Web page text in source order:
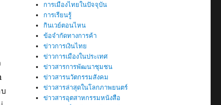
การเมืองไทยในปัจจุบัน
การเรียนรู้
กินเวย์ตอนไหน
ข้อจำกัดทางการค้า
ข่าวการเงินไทย
ข่าวการเมืองในประเทศ
ข่าวสารการพัฒนาชุมชน
ข่าวสารนวัตกรรมสังคม
ข่าวสารล่าสุดในโลกภาพยนตร์
ข่าวสารอุตสาหกรรมหนังสือ